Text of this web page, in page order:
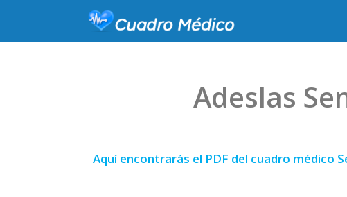
Adeslas
Aquí encontrarás el PDF del cuadro médico